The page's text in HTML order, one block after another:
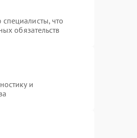
что
обязательств
и